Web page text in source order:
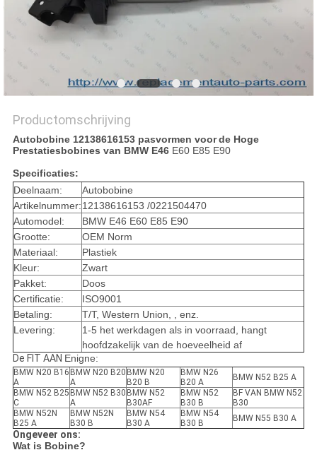
Productomschrijving
Autobobine 12138616153 pasvormen voorde Hoge
Prestatiesbobines van BMW E46E60 E85 E90
Specificaties:
Deelnaam:
Autobobine
Artikelnummer:12138616153 /0221504470
Automodel:
BMW E46 E60 E85 E90
Grootte:
OEM Norm
Materiaal:
Plastiek
Kleur:
Zwart
Pakket:
Doos
Certificatie:
ISO9001
Betaling:
T/T, Western Union, , enz.
Levering:
1-5 het werkdagen als in voorraad, hangt
hoofdzakelijk van de hoeveelheid af
De FIT AAN Enigne:
BMW N20 B16
A
BMW N20 B20
A
BMW N20
B20 B
BMW N26
B20 A
BMW N52 B25 A
BMW N52 B25
C
BMW N52 B30
A
BMW N52
B30AF
BMW N52
B30 B
BF VAN BMW N52
B30
BMW N52N
B25 A
BMW N52N
B30 B
BMW N54
B30 A
BMW N54
B30 B
BMW N55 B30 A
Ongeveer ons:
Wat is Bobine?